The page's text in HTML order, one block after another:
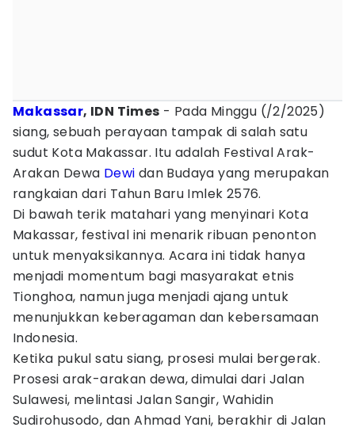
Makassar, IDN Times - Pada Minggu (/2/2025)
siang, sebuah perayaan tampak di salah satu
sudut Kota Makassar. Itu adalah Festival Arak-
Arakan Dewa Dewi dan Budaya yang merupakan
rangkaian dari Tahun Baru Imlek 2576.
Di bawah terik matahari yang menyinari Kota
Makassar, festival ini menarik ribuan penonton
untuk menyaksikannya. Acara ini tidak hanya
menjadi momentum bagi masyarakat etnis
Tionghoa, namun juga menjadi ajang untuk
menunjukkan keberagaman dan kebersamaan
Indonesia.
Ketika pukul satu siang, prosesi mulai bergerak.
Prosesi arak-arakan dewa, dimulai dari Jalan
Sulawesi, melintasi Jalan Sangir, Wahidin
Sudirohusodo, dan Ahmad Yani, berakhir di Jalan